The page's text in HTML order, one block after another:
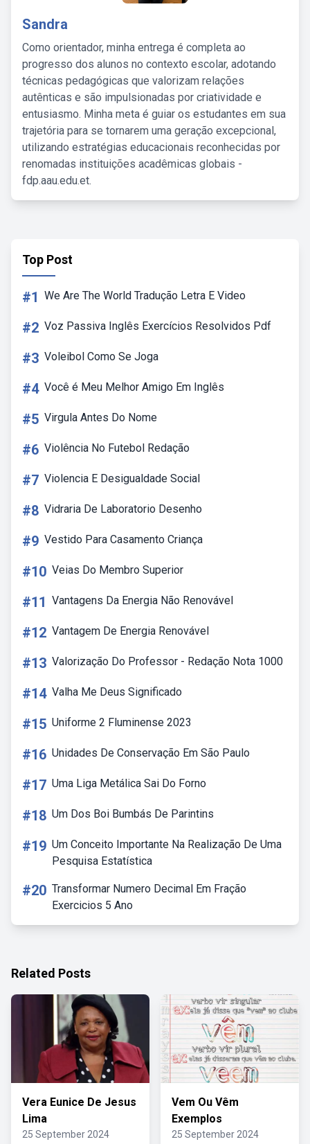
Sandra
Como orientador, minha entrega é completa ao
progresso dos alunos no contexto escolar, adotando
técnicas pedagógicas que valorizam relações
autênticas e são impulsionadas por criatividade e
entusiasmo. Minha meta é guiar os estudantes em sua
trajetória para se tornarem uma geração excepcional,
utilizando estratégias educacionais reconhecidas por
renomadas instituições acadêmicas globais -
fdp.aau.edu.et.
Top Post
#1 We Are The World Tradução Letra E Video
#2 Voz Passiva Inglês Exercícios Resolvidos Pdf
#3 Voleibol Como Se Joga
#4 Você é Meu Melhor Amigo Em Inglês
#5 Virgula Antes Do Nome
#6 Violência No Futebol Redação
#7 Violencia E Desigualdade Social
#8 Vidraria De Laboratorio Desenho
#9 Vestido Para Casamento Criança
#10 Veias Do Membro Superior
#11 Vantagens Da Energia Não Renovável
#12 Vantagem De Energia Renovável
#13 Valorização Do Professor - Redação Nota 1000
#14 Valha Me Deus Significado
#15 Uniforme 2 Fluminense 2023
#16 Unidades De Conservação Em São Paulo
#17 Uma Liga Metálica Sai Do Forno
#18 Um Dos Boi Bumbás De Parintins
#19 Um Conceito Importante Na Realização De Uma
Pesquisa Estatística
#20 Transformar Numero Decimal Em Fração
Exercicios 5 Ano
Related Posts
Vera Eunice De Jesus
Lima
25 September 2024
Vem Ou Vêm
Exemplos
25 September 2024